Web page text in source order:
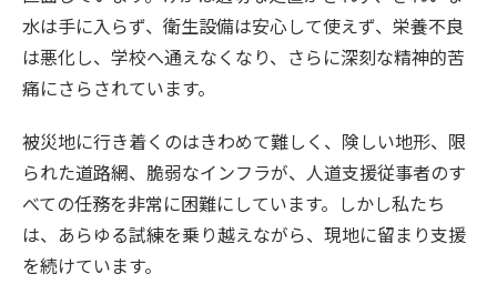
水は手に入らず、衛生設備は安心して使えず、栄養不良
は悪化し、学校へ通えなくなり、さらに深刻な精神的苦
痛にさらされています。
被災地に行き着くのはきわめて難しく、険しい地形、限
られた道路網、脆弱なインフラが、人道支援従事者のす
べての任務を非常に困難にしています。しかし私たち
は、あらゆる試練を乗り越えながら、現地に留まり支援
を続けています。